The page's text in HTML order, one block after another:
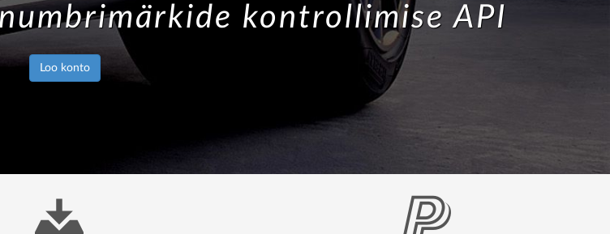
kontrollimise API
Loo konto